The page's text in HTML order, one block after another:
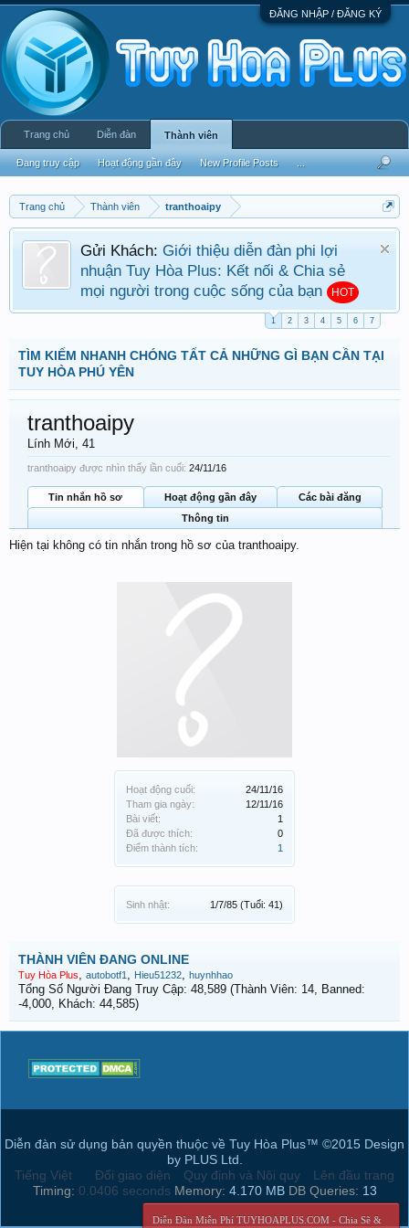
ĐĂNG NHẬP / ĐĂNG KÝ
Trang chủ Thành viên tranthoaipy
Gửi Khách: Giới thiệu diễn đàn phi lợi
nhuận Tuy Hòa Plus: Kết nối & Chia sẻ
mọi người trong cuộc sống của bạn
HOT
1 2 3 4 5 6 7
TÌM KIẾM NHANH CHÓNG TẤT CẢ NHỮNG GÌ BẠN CẦN TẠI
TUY HÒA PHÚ YÊN
Hoạt động cuối:
24/11/16
Tham gia ngày:
12/11/16
Bài viết:
1
Đã được thích:
0
Điểm thành tích:
1
Sinh nhật: 1/7/85 (Tuổi: 41)
tranthoaipy
Lính Mới, 41
tranthoaipy được nhìn thấy lần cuối: 24/11/16
Tin nhắn hồ sơ Hoạt động gần đây
Các bài đăng
Thông tin
Hiện tại không có tin nhắn trong hồ sơ của tranthoaipy.
THÀNH VIÊN ĐANG ONLINE
Tuy Hòa Plus, autobotf1 , Hieu51232, huynhhao
Tổng Số Người Đang Truy Cập: 48,589 (Thành Viên: 14, Banned:
-4,000, Khách: 44,585)
Trang chủ Diễn đàn Thành viên
Đang truy cập Hoạt động gần đây New Profile Posts ...
Diễn đàn sử dụng bản quyền thuộc về Tuy Hòa Plus™ ©2015 Design
by PLUS Ltd.
Tiếng Việt
Đổi giao diện Quy định và Nội quy
Lên đầu trang
Timing: 0.0406 seconds Memory: 4.170 MB DB Queries: 13
Diễn Đàn Miễn Phí TUYHOAPLUS.COM - Chia Sẽ &